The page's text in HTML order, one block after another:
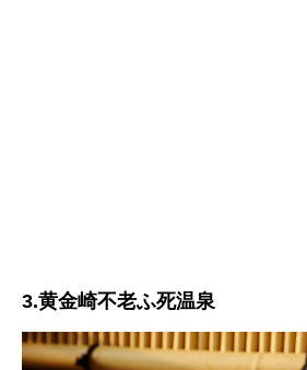
3.黄金崎不老ふ死温泉